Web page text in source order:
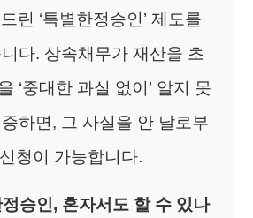
린 ‘특별한정승인’ 제도를
다. 상속채무가 재산을 초
‘중대한 과실 없이’ 알지 못
하면, 그 사실을 안 날로부
청이 가능합니다.
승인, 혼자서도 할 수 있나